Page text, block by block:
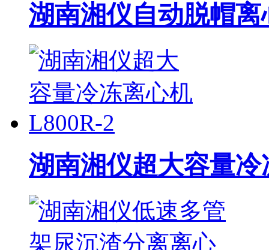
湖南湘仪自动脱帽
湖南湘仪超大容量